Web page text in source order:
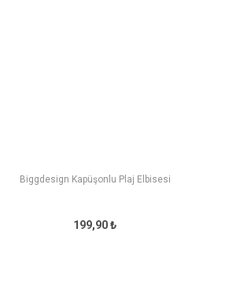
Biggdesign Kapüşonlu Plaj Elbisesi
199,90 ₺